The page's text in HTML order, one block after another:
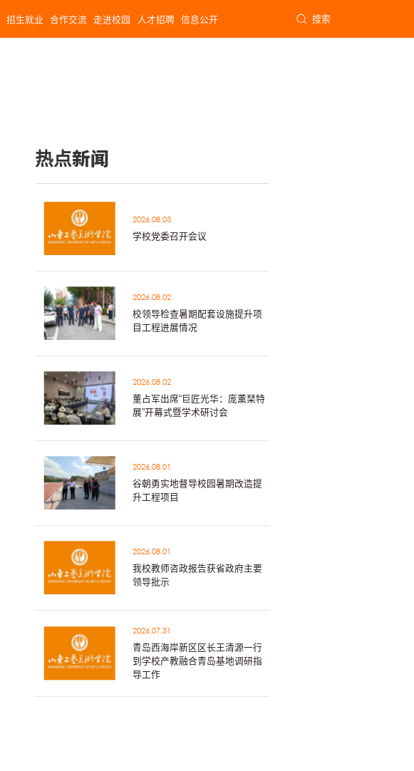
招生就业 合作交流 走进校园 人才招聘 信息公开 搜索
热点新闻
2026.08.03
学校党委召开会议
2026.08.02
校领导检查暑期配套设施提升项
目工程进展情况
2026.08.02
董占军出席“巨匠光华：庞薰琹特
展”开幕式暨学术研讨会
2026.08.01
谷朝勇实地督导校园暑期改造提
升工程项目
2026.08.01
我校教师咨政报告获省政府主要
领导批示
2026.07.31
青岛西海岸新区区长王清源一行
到学校产教融合青岛基地调研指
导工作